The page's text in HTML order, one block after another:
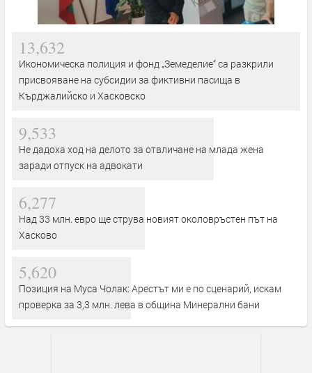
13,632
Икономическа полиция и фонд „Земеделие“ са разкрили
присвояване на субсидии за фиктивни пасища в
Кърджалийско и Хасковско
9,533
Не дадоха ход на делото за отвличане на млада жена
заради отпуск на адвокати
6,277
Над 33 млн. евро ще струва новият околовръстен път на
Хасково
5,620
Позиция на Муса Чолак: Арестът ми е по сценарий, искам
проверка за 3,3 млн. лева в община Минерални бани